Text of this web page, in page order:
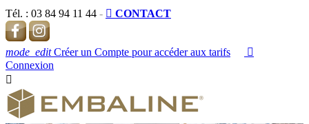
Tél. : 03 84 94 11 44 -  CONTACT
mode_edit Créer un Compte pour accéder aux tarifs

Connexion
